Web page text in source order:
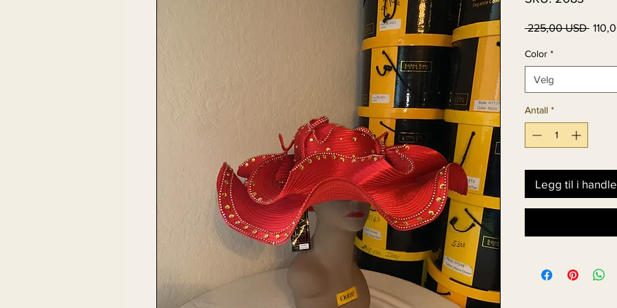
225,00 USD
Color *
Velg
Antall *
Legg til i